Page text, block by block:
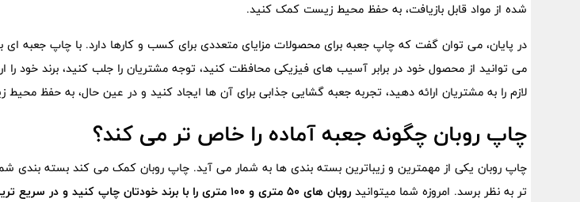
شده از مواد قابل بازیافت، به حفظ محیط زیست کمک کنید.
در پایان، می‌ توان گفت که چاپ جعبه برای محصولات مزایای متعددی برای کسب و کارها دارد. با چاپ جعبه
می‌ توانید از محصول خود در برابر آسیب‌ های فیزیکی محافظت کنید، توجه مشتریان را جلب کنید، برند خود را
لازم را به مشتریان ارائه دهید، تجربه جعبه گشایی جذابی برای آن‌ ها ایجاد کنید و در عین حال، به حفظ
چاپ روبان چگونه جعبه آماده را خاص تر می کند؟
چاپ روبان یکی از مهمترین و زیباترین بسته بندی ها به شمار می آید. چاپ روبان کمک می کند بسته بندی
تر به نظر برسد. امروزه شما میتوانید
روبان های 50 متری و 100 متری را با برند خودتان چاپ کنید و در